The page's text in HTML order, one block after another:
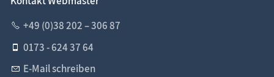
+49 (0)38 202 – 306 87
0173 - 624 37 64
E-Mail schreiben